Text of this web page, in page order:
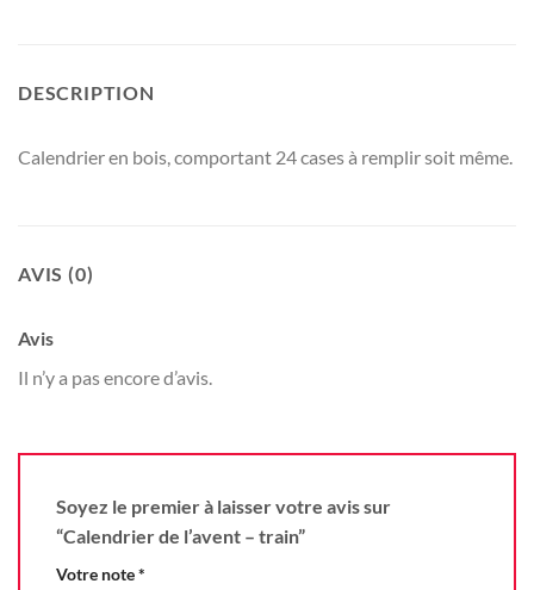
DESCRIPTION
Calendrier en bois, comportant 24 cases à remplir soit même.
AVIS (0)
Avis
Il n’y a pas encore d’avis.
Soyez le premier à laisser votre avis sur
“Calendrier de l’avent – train”
Votre note*